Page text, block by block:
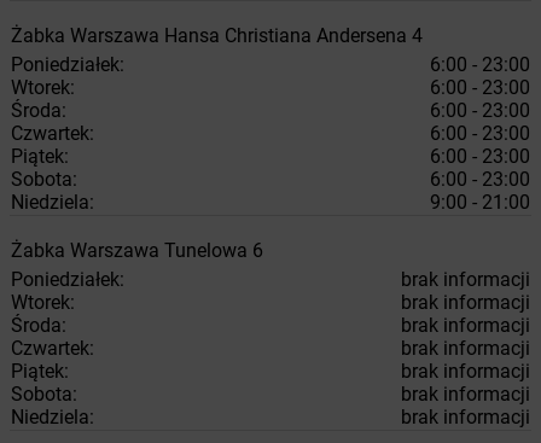
Żabka Warszawa Hansa Christiana Andersena 4
Poniedziałek:
6:00 - 23:00
Wtorek:
6:00 - 23:00
Środa:
6:00 - 23:00
Czwartek:
6:00 - 23:00
Piątek:
6:00 - 23:00
Sobota:
6:00 - 23:00
Niedziela:
9:00 - 21:00
Żabka Warszawa Tunelowa 6
Poniedziałek:
brak informacji
Wtorek:
brak informacji
Środa:
brak informacji
Czwartek:
brak informacji
Piątek:
brak informacji
Sobota:
brak informacji
Niedziela:
brak informacji